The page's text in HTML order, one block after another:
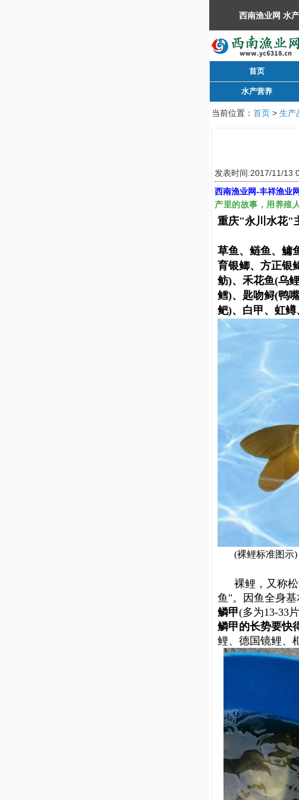
首页
水产营养
当前位置： 首页 > 生产
发表时间:2017/11/13
西南渔业网-丰祥渔业网
产里的故事，用养殖
重庆"永川水花"
草鱼、鲢鱼、鳙
育银鲫、方正银
鲂)、禾花鱼(乌
鳕)、匙吻鲟(鸭
鲃)、白甲、虹鳟
(裸鲤标准图示)
裸鲤，又称松
鱼"。因鱼全身
鳞甲(多为13-33
鳞甲的长势要快
鲤、德国镜鲤、